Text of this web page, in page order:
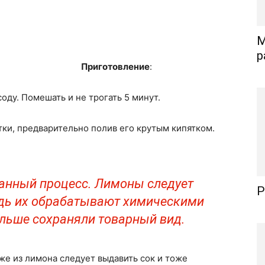
Приготовление:
Помешать и не трогать 5 минут.
предварительно полив его крутым кипятком.
процесс. Лимоны следует
их обрабатывают химическими
сохраняли товарный вид.
из лимона следует выдавить сок и тоже